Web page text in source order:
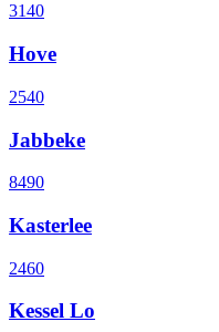
3140
Hove
2540
Jabbeke
8490
Kasterlee
2460
Kessel Lo